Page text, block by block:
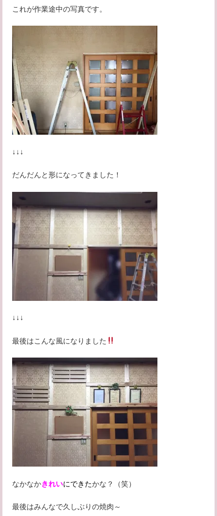
これが作業途中の写真です。
↓↓↓
だんだんと形になってきました！
↓↓↓
最後はこんな風になりました
なかなかきれいにできたかな？（笑）
最後はみんなで久しぶりの焼肉～